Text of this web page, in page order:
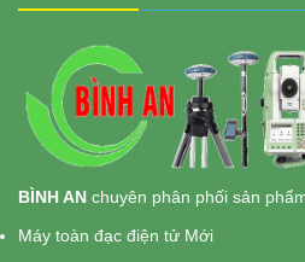
BÌNH AN chuyên phân phối sản
Máy toàn đạc điện tử Mới